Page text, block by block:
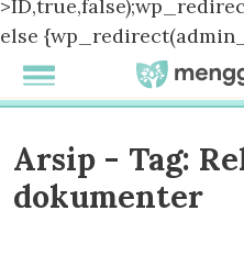
else
Arsip - Tag:
dokumenter